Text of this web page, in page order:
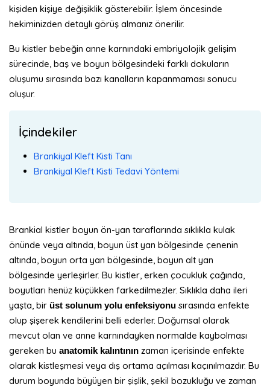
kişiden kişiye değişiklik gösterebilir. İşlem öncesinde
hekiminizden detaylı görüş almanız önerilir.
Bu kistler bebeğin anne karnındaki embriyolojik gelişim
sürecinde, baş ve boyun bölgesindeki farklı dokuların
oluşumu sırasında bazı kanalların kapanmaması sonucu
oluşur.
İçindekiler
Brankiyal Kleft Kisti Tanı
Brankiyal Kleft Kisti Tedavi Yöntemi
Brankial kistler boyun ön-yan taraflarında sıklıkla kulak
önünde veya altında, boyun üst yan bölgesinde çenenin
altında, boyun orta yan bölgesinde, boyun alt yan
bölgesinde yerleşirler. Bu kistler, erken çocukluk çağında,
boyutları henüz küçükken farkedilmezler. Sıklıkla daha ileri
yaşta, bir üst solunum yolu enfeksiyonu sırasında enfekte
olup şişerek kendilerini belli ederler. Doğumsal olarak
mevcut olan ve anne karnındayken normalde kaybolması
gereken bu anatomik kalıntının zaman içerisinde enfekte
olarak kistleşmesi veya dış ortama açılması kaçınılmazdır. Bu
durum boyunda büyüyen bir şişlik, şekil bozukluğu ve zaman